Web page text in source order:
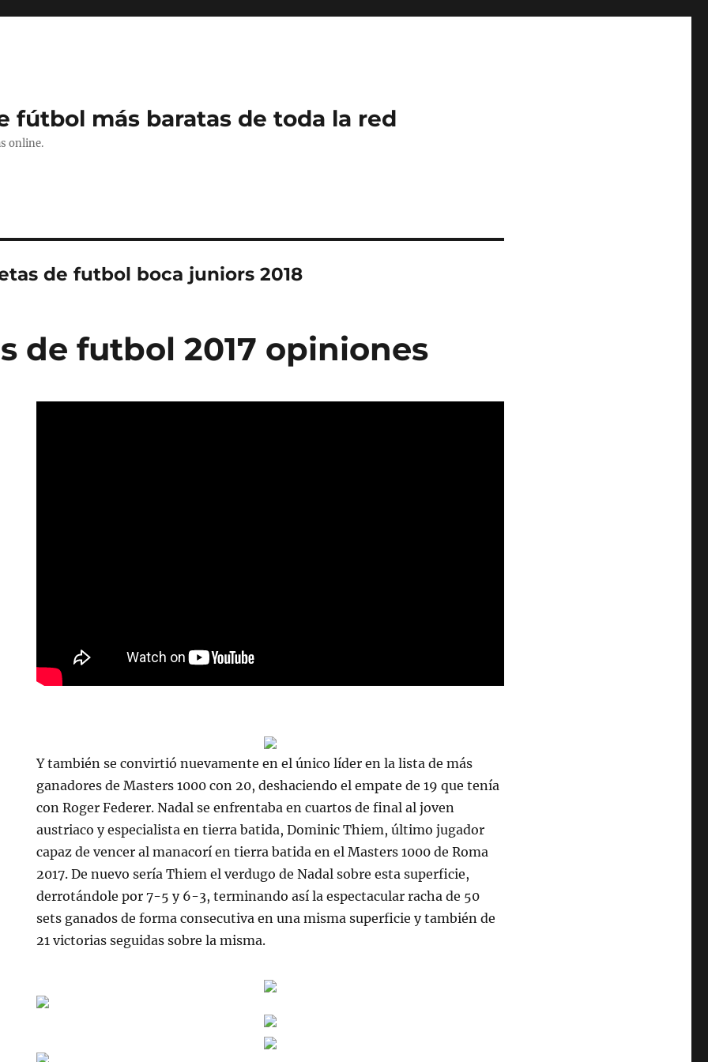
fútbol más baratas de toda la red
online.
de futbol boca juniors 2018
de futbol 2017 opiniones
Y también se convirtió nuevamente en el único líder en la lista de más
ganadores de Masters 1000 con 20, deshaciendo el empate de 19 que tenía
con Roger Federer. Nadal se enfrentaba en cuartos de final al joven
austriaco y especialista en tierra batida, Dominic Thiem, último jugador
capaz de vencer al manacorí en tierra batida en el Masters 1000 de Roma
2017. De nuevo sería Thiem el verdugo de Nadal sobre esta superficie,
derrotándole por 7-5 y 6-3, terminando así la espectacular racha de 50
sets ganados de forma consecutiva en una misma superficie y también de
21 victorias seguidas sobre la misma.